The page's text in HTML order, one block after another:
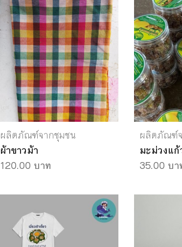
ผลิตภัณฑ์จากชุมชน
ผ้าขาวม้า
120.00 บาท
ผลิตภัณฑ์
มะม่วงแก้
35.00 บา